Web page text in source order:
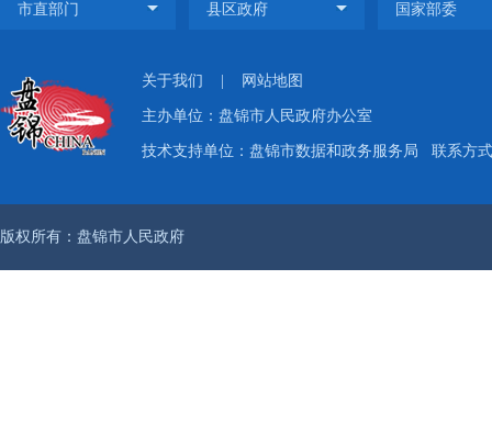
关于我们 网站地图
主办单位：盘锦市人民政府办公室
技术支持单位：盘锦市数据和政务服务局 联系方
版权所有：盘锦市人民政府